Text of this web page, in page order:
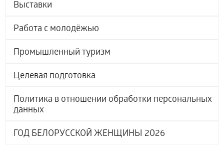
Выставки
Работа с молодёжью
Промышленный туризм
Целевая подготовка
Политика в отношении обработки персональных
данных
ГОД БЕЛОРУССКОЙ ЖЕНЩИНЫ 2026